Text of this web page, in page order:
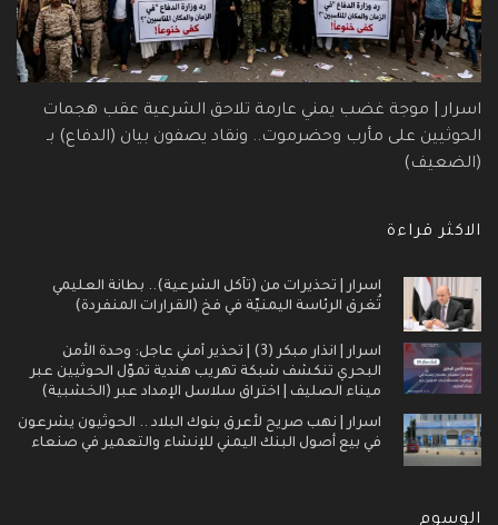
اسرار | موجة غضب يمني عارمة تلاحق الشرعية عقب هجمات
الحوثيين على مأرب وحضرموت.. ونقاد يصفون بيان (الدفاع) بـ
(الضعيف)
الاكثر قراءة
اسرار | تحذيرات من (تآكل الشرعية).. بطانة العليمي
تُغرق الرئاسة اليمنيّة في فخ (القرارات المنفردة)
اسرار | انذار مبكر (3) | تحذير أمني عاجل: وحدة الأمن
البحري تنكشف شبكة تهريب هندية تموّل الحوثيين عبر
ميناء الصليف | اختراق سلاسل الإمداد عبر (الخشبية)
اسرار | نهب صريح لأعرق بنوك البلاد .. الحوثيون يشرعون
في بيع أصول البنك اليمني للإنشاء والتعمير في صنعاء
الوسوم